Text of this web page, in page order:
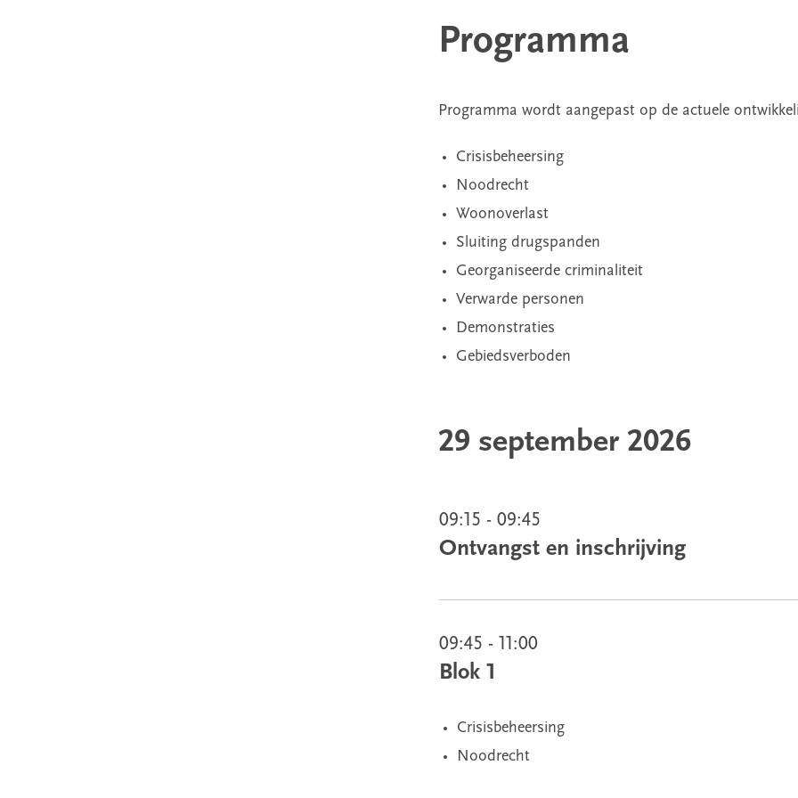
Programma
Programma wordt aangepast op de actuele
Crisisbeheersing
Noodrecht
Woonoverlast
Sluiting drugspanden
Georganiseerde criminaliteit
Verwarde personen
Demonstraties
Gebiedsverboden
29 september 2026
09:15 - 09:45
Ontvangst en inschrijving
09:45 - 11:00
Blok 1
Crisisbeheersing
Noodrecht